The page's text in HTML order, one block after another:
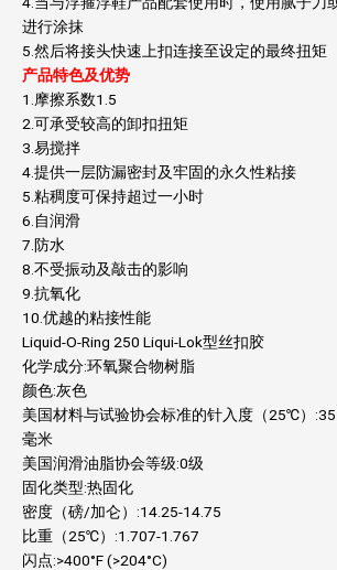
进行涂抹
5.然后将接头快速上扣连接至设定的最终扭矩
产品特色及优势
1.摩擦系数1.5
2.可承受较高的卸扣扭矩
3.易搅拌
4.提供一层防漏密封及牢固的永久性粘接
5.粘稠度可保持超过一小时
6.自润滑
7.防水
8.不受振动及敲击的影响
9.抗氧化
10.优越的粘接性能
Liquid-O-Ring 250 Liqui-Lok型丝扣胶
化学成分:环氧聚合物树脂
颜色:灰色
美国材料与试验协会标准的针入度（25℃）
毫米
美国润滑油脂协会等级:0级
固化类型:热固化
密度（磅/加仑）:14.25-14.75
比重（25℃）:1.707-1.767
闪点:>400°F (>204°C)